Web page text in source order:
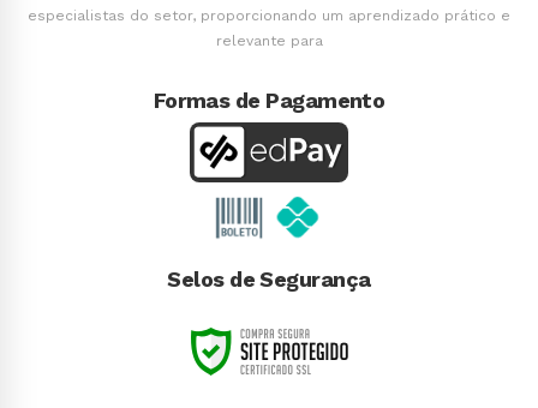
especialistas do setor, proporcionando um aprendizado prático e
relevante para
Formas de Pagamento
Selos de Segurança